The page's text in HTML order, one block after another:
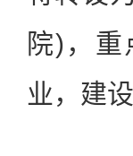
院)，重
业，建